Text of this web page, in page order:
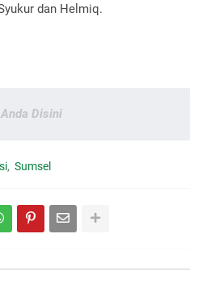
dan Helmiq.
Disini
Sumsel